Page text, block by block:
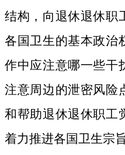
结构，向退休退休职
各国卫生的基本政治
作中应注意哪一些干
注意周边的泄密风险
和帮助退休退休职工
着力推进各国卫生宗